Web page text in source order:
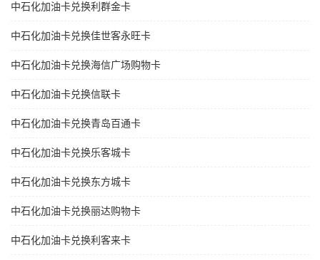
中石化加油卡兑换利群金卡
中石化加油卡兑换佳世客永旺卡
中石化加油卡兑换海信广场购物卡
中石化加油卡兑换信联卡
中石化加油卡兑换青岛百通卡
中石化加油卡兑换乐客城卡
中石化加油卡兑换东方城卡
中石化加油卡兑换丽达购物卡
中石化加油卡兑换利客来卡